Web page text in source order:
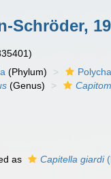
Schröder,
(Phylum)
(Genus)
as Capitella giardi